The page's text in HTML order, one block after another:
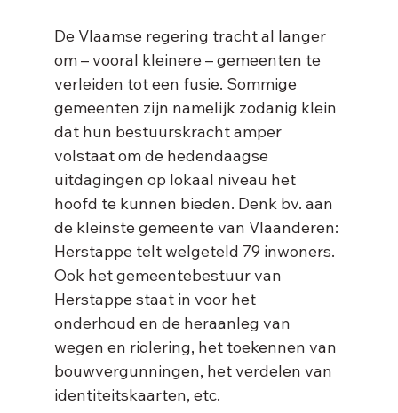
De Vlaamse regering tracht al langer
om – vooral kleinere – gemeenten te
verleiden tot een fusie. Sommige
gemeenten zijn namelijk zodanig klein
dat hun bestuurskracht amper
volstaat om de hedendaagse
uitdagingen op lokaal niveau het
hoofd te kunnen bieden. Denk bv. aan
de kleinste gemeente van Vlaanderen:
Herstappe telt welgeteld 79 inwoners.
Ook het gemeentebestuur van
Herstappe staat in voor het
onderhoud en de heraanleg van
wegen en riolering, het toekennen van
bouwvergunningen, het verdelen van
identiteitskaarten, etc.